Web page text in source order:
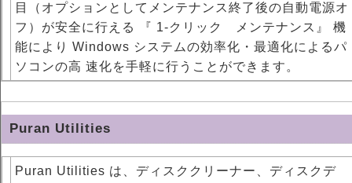
目（オプションとしてメンテナンス終了後の自動電源オ
フ）が安全に行える 『 1-クリック メンテナンス』 機
能により Windows システムの効率化・最適化によるパ
ソコンの高 速化を手軽に行うことができます。
Puran Utilities
Puran Utilities は、ディスククリーナー、ディスクデ